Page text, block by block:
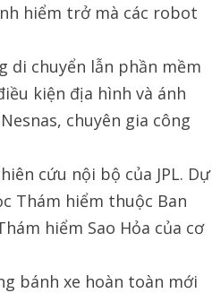
hiểm trở mà các robot
di chuyển lẫn phần mềm
kiện địa hình và ánh
chuyên gia công
cứu nội bộ của JPL. Dự
Thám hiểm thuộc Ban
hiểm Sao Hỏa của cơ
bánh xe hoàn toàn mới